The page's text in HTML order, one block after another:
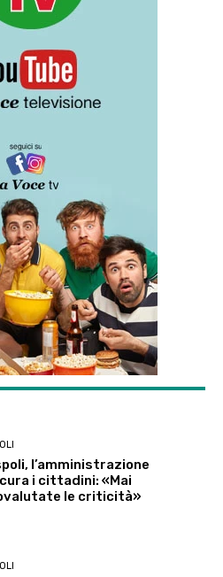
l’amministrazione
i cittadini: «Mai
le criticità»